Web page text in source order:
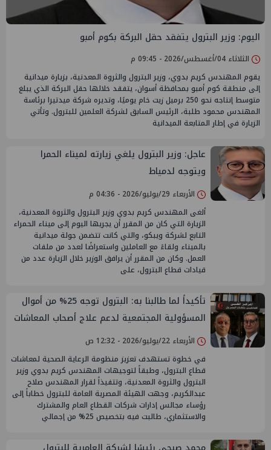
اليوم: وزير البترول يتفقد حقل البركة بكوم أمبو
الثلاثاء 04/أغسطس/2026 - 09:45 م
يقوم المهندس كريم بدوي، وزير البترول والثروة المعدنية، بزيارة ميدانية
إلى منطقة كوم أمبو بمحافظة أسوان، يتفقد خلالها حقل البركة الذي يبلغ
متوسط إنتاجه نحو 250 برميل زيت خام يوميًا، وتديره شركة ميدتيرا برئاسة
المهندس محمود طلبة، الرئيس السابق لشركة العلمين للبترول. وتأتي
الزيارة في إطار المتابعة الميدانية
عاجل: وزير البترول يلغي زيارته لميناء الحمرا
ويتوجه لدمياط
الأربعاء 29/يوليو/2026 - 04:36 م
ألغى المهندس كريم بدوي وزير البترول والثروة المعدنية،
الزيارة التي كان من المقرر أن يجريها اليوم إلى ميناء الحمراء
التابع لشركة ويبكو، والتي كانت تتضمن جولة ميدانية
بالميناء ولقاءً مع العاملين واستعراضًا لعدد من ملفات
العمل. وكان من المقرر أن يرافق الوزير خلال الزيارة عدد من
قيادات قطاع البترول، على
تأكيداً لما طالبنا به: البترول توجه 25% من أموال
المسؤولية المجتمعية لدعم علاج أصحاب المعاشات
الأربعاء 22/يوليو/2026 - 12:32 ص
في خطوة تستهدف تعزيز منظومة الرعاية الصحية لمعاشات
قطاع البترول، وطبقاً لتوجيهات المهندس كريم بدوي وزير
البترول والثروة المعدنية، وتتفيذاً لقرار المهندس صلاح
عبدالكريم، وجهت الهيئة المصرية العامة للبترول خطاباً إلى
رؤساء مجالس إدارات شركات القطاع العام والمشترك
والاستثماري، طالبت فيه بتخصيص 25% من إجمالي